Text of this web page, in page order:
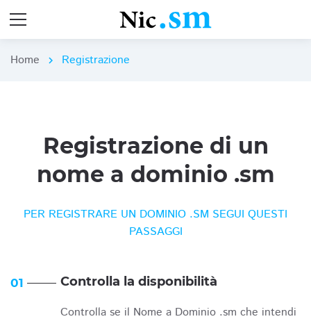
Home chevron_right Registrazione
Registrazione di un
nome a dominio .sm
PER REGISTRARE UN DOMINIO .SM SEGUI QUESTI
PASSAGGI
01 Controlla la disponibilità
Controlla se il Nome a Dominio .sm che intendi